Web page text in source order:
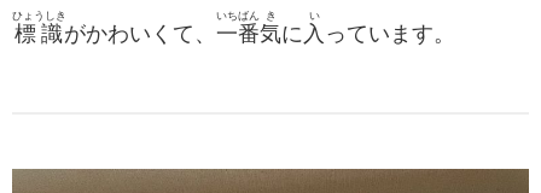
標識
ひょうしき
がかわいくて、 一番
いちばん
気
き
に 入
い
っています。